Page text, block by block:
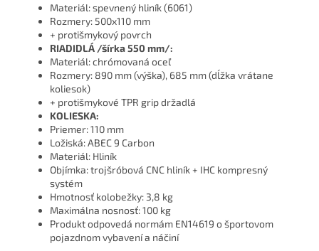
Materiál: spevnený hliník (6061)
Rozmery: 500x110 mm
+ protišmykový povrch
RIADIDLÁ /šírka 550 mm/:
Materiál: chrómovaná oceľ
Rozmery: 890 mm (výška), 685 mm (dĺžka vrátane
koliesok)
+ protišmykové TPR grip držadlá
KOLIESKA:
Priemer: 110 mm
Ložiská: ABEC 9 Carbon
Materiál: Hliník
Objímka: trojšróbová CNC hliník + IHC kompresný
systém
Hmotnosť kolobežky: 3,8 kg
Maximálna nosnosť: 100 kg
Produkt odpovedá normám EN14619 o športovom
pojazdnom vybavení a náčiní